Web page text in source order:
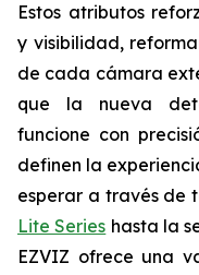
Estos atributos
y visibilidad,
de cada cámara
que la nueva
funcione con
definen la
esperar a través de
Lite Series hasta la
EZVIZ ofrece una